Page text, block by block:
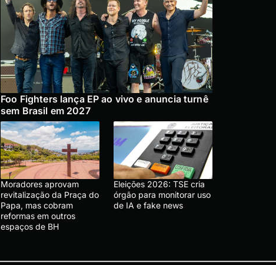
Foo Fighters lança EP ao vivo e anuncia turnê
sem Brasil em 2027
Moradores aprovam
revitalização da Praça do
Papa, mas cobram
reformas em outros
espaços de BH
Eleições 2026: TSE cria
órgão para monitorar uso
de IA e fake news